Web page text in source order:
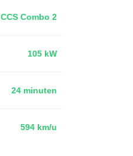
CCS Combo 2
105 kW
24 minuten
594 km/u